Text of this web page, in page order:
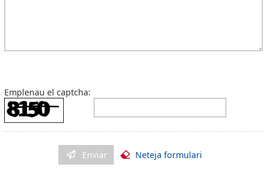
Emplenau el captcha:
Enviar Neteja formulari